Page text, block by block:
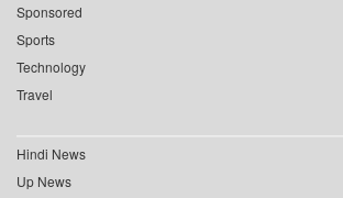
Sponsored
Sports
Technology
Travel
Hindi News
Up News